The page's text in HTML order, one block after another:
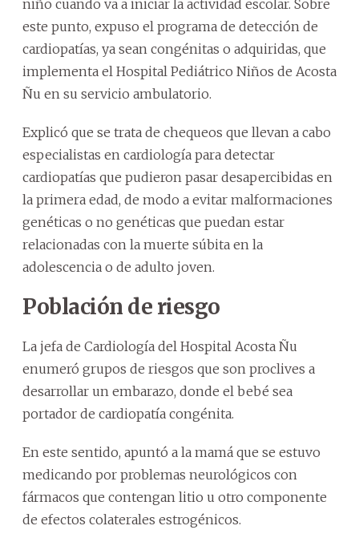
niño cuando va a iniciar la actividad escolar. Sobre
este punto, expuso el programa de detección de
cardiopatías, ya sean congénitas o adquiridas, que
implementa el Hospital Pediátrico Niños de Acosta
Ñu en su servicio ambulatorio.
Explicó que se trata de chequeos que llevan a cabo
especialistas en cardiología para detectar
cardiopatías que pudieron pasar desapercibidas en
la primera edad, de modo a evitar malformaciones
genéticas o no genéticas que puedan estar
relacionadas con la muerte súbita en la
adolescencia o de adulto joven.
Población de riesgo
La jefa de Cardiología del Hospital Acosta Ñu
enumeró grupos de riesgos que son proclives a
desarrollar un embarazo, donde el bebé sea
portador de cardiopatía congénita.
En este sentido, apuntó a la mamá que se estuvo
medicando por problemas neurológicos con
fármacos que contengan litio u otro componente
de efectos colaterales estrogénicos.